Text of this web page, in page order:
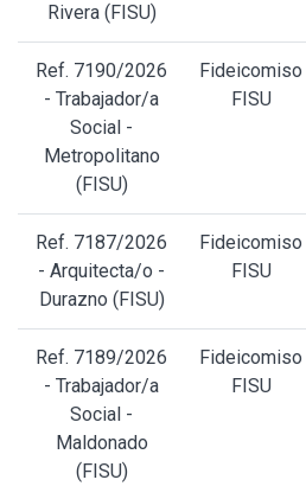
Rivera (FISU)
Ref. 7190/2026
- Trabajador/a
Social -
Metropolitano
(FISU)
Fideicomiso
FISU
Ref. 7187/2026
- Arquitecta/o -
Durazno (FISU)
Fideicomiso
FISU
Ref. 7189/2026
- Trabajador/a
Social -
Maldonado
(FISU)
Fideicomiso
FISU